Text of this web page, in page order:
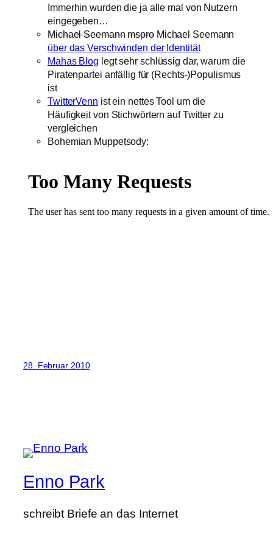
Immerhin wurden die ja alle mal von Nutzern
eingegeben…
Michael Seemann msproMichael Seemann
über das Verschwinden der Identität
Mahas Blog legt sehr schlüssig dar, warum die
Piratenpartei anfällig für (Rechts-)Populismus
ist
TwitterVenn ist ein nettes Tool um die
Häufigkeit von Stichwörtern auf Twitter zu
vergleichen
Bohemian Muppetsody:
28. Februar 2010
Enno Park
schreibt Briefe an das Internet